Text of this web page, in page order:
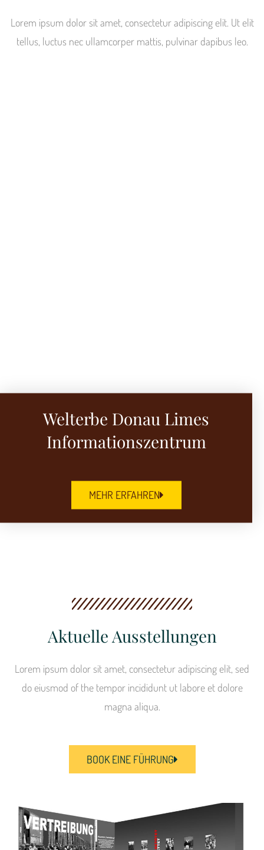
Lorem ipsum dolor sit amet, consectetur adipiscing elit. Ut elit
tellus, luctus nec ullamcorper mattis, pulvinar dapibus leo.
Welterbe Donau Limes
Informationszentrum
MEHR ERFAHREN
Aktuelle Ausstellungen
Lorem ipsum dolor sit amet, consectetur adipiscing elit, sed
do eiusmod of the tempor incididunt ut labore et dolore
magna aliqua.
BOOK EINE FÜHRUNG